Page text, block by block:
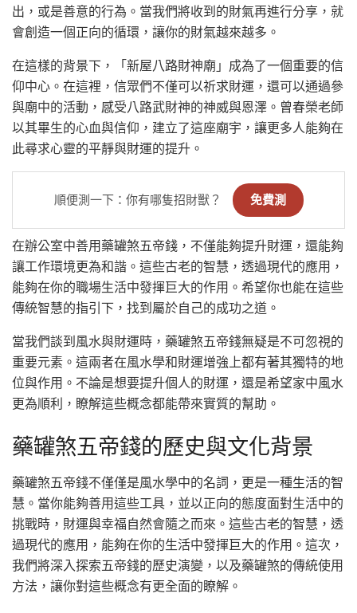
出，或是善意的行為。當我們將收到的財氣再進行分享，就
會創造一個正向的循環，讓你的財氣越來越多。
在這樣的背景下，「新屋八路財神廟」成為了一個重要的信
仰中心。在這裡，信眾們不僅可以祈求財運，還可以通過參
與廟中的活動，感受八路武財神的神威與恩澤。曾春榮老師
以其畢生的心血與信仰，建立了這座廟宇，讓更多人能夠在
此尋求心靈的平靜與財運的提升。
順便測一下：你有哪隻招財獸？ 免費測
在辦公室中善用藥罐煞五帝錢，不僅能夠提升財運，還能夠
讓工作環境更為和諧。這些古老的智慧，透過現代的應用，
能夠在你的職場生活中發揮巨大的作用。希望你也能在這些
傳統智慧的指引下，找到屬於自己的成功之道。
當我們談到風水與財運時，藥罐煞五帝錢無疑是不可忽視的
重要元素。這兩者在風水學和財運增強上都有著其獨特的地
位與作用。不論是想要提升個人的財運，還是希望家中風水
更為順利，瞭解這些概念都能帶來實質的幫助。
藥罐煞五帝錢的歷史與文化背景
藥罐煞五帝錢不僅僅是風水學中的名詞，更是一種生活的智
慧。當你能夠善用這些工具，並以正向的態度面對生活中的
挑戰時，財運與幸福自然會隨之而來。這些古老的智慧，透
過現代的應用，能夠在你的生活中發揮巨大的作用。這次，
我們將深入探索五帝錢的歷史演變，以及藥罐煞的傳統使用
方法，讓你對這些概念有更全面的瞭解。